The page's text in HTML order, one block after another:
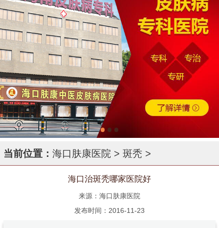
当前位置： 海口肤康医院 > 斑秃 >
海口治斑秃哪家医院好
来源：海口肤康医院
发布时间：2016-11-23